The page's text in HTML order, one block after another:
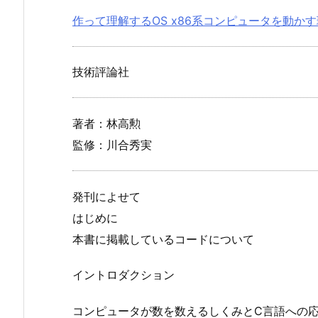
作って理解するOS x86系コンピュータを動か
技術評論社
著者：林高勲
監修：川合秀実
発刊によせて
はじめに
本書に掲載しているコードについて
イントロダクション
コンピュータが数を数えるしくみとC言語への